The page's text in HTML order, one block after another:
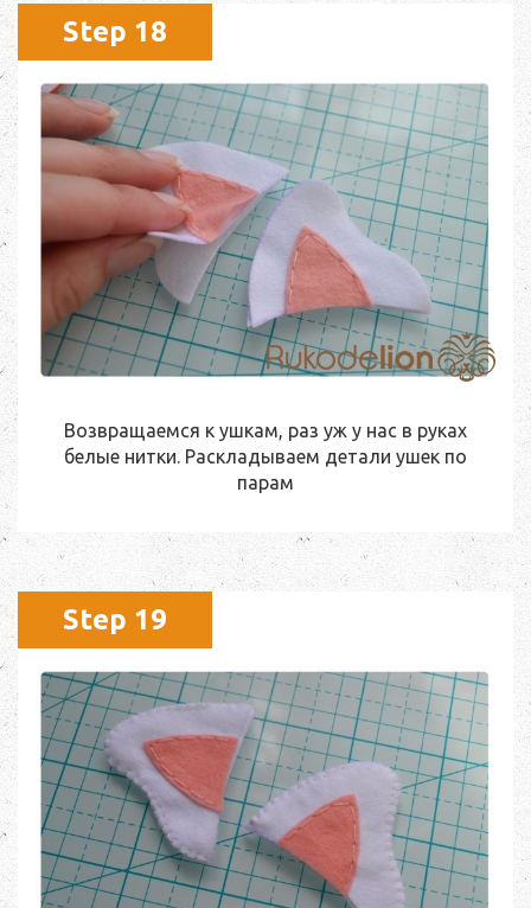
Step 18
Возвращаемся к ушкам, раз уж у нас в руках
белые нитки. Раскладываем детали ушек по
парам
Step 19